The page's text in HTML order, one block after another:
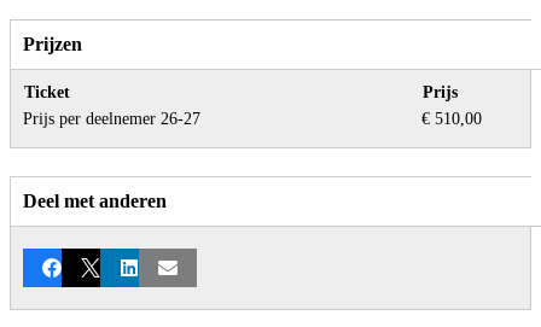
Prijzen
Ticket
Prijs
Prijs per deelnemer 26-27
€ 510,00
Deel met anderen
Facebook
X LinkedInE-mail